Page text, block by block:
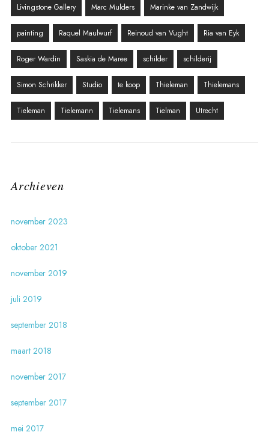
Livingstone Gallery Marc Mulders Marinke van Zandwijk
painting Raquel Maulwurf Reinoud van Vught Ria van Eyk
Roger Wardin Saskia de Maree schilder schilderij
Simon Schrikker Studio te koop Thieleman Thielemans
Tieleman Tielemann Tielemans Tielman Utrecht
Archieven
november 2023
oktober 2021
november 2019
juli 2019
september 2018
maart 2018
november 2017
september 2017
mei 2017